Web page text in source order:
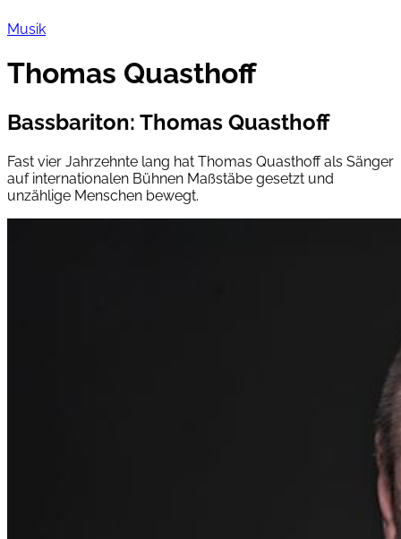
Musik
Thomas Quasthoff
Bassbariton: Thomas Quasthoff
Fast vier Jahrzehnte lang hat Thomas Quasthoff als Sänger
auf internationalen Bühnen Maßstäbe gesetzt und
unzählige Menschen bewegt.